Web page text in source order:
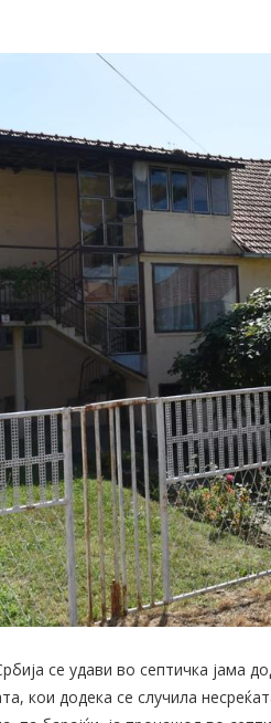
се удави во септичка јама
кои додека се случила